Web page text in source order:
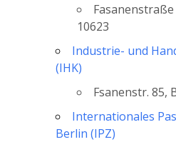
10623
Industrie- und
(IHK)
Fsanenstr. 85,
Internationales
Berlin (IPZ)